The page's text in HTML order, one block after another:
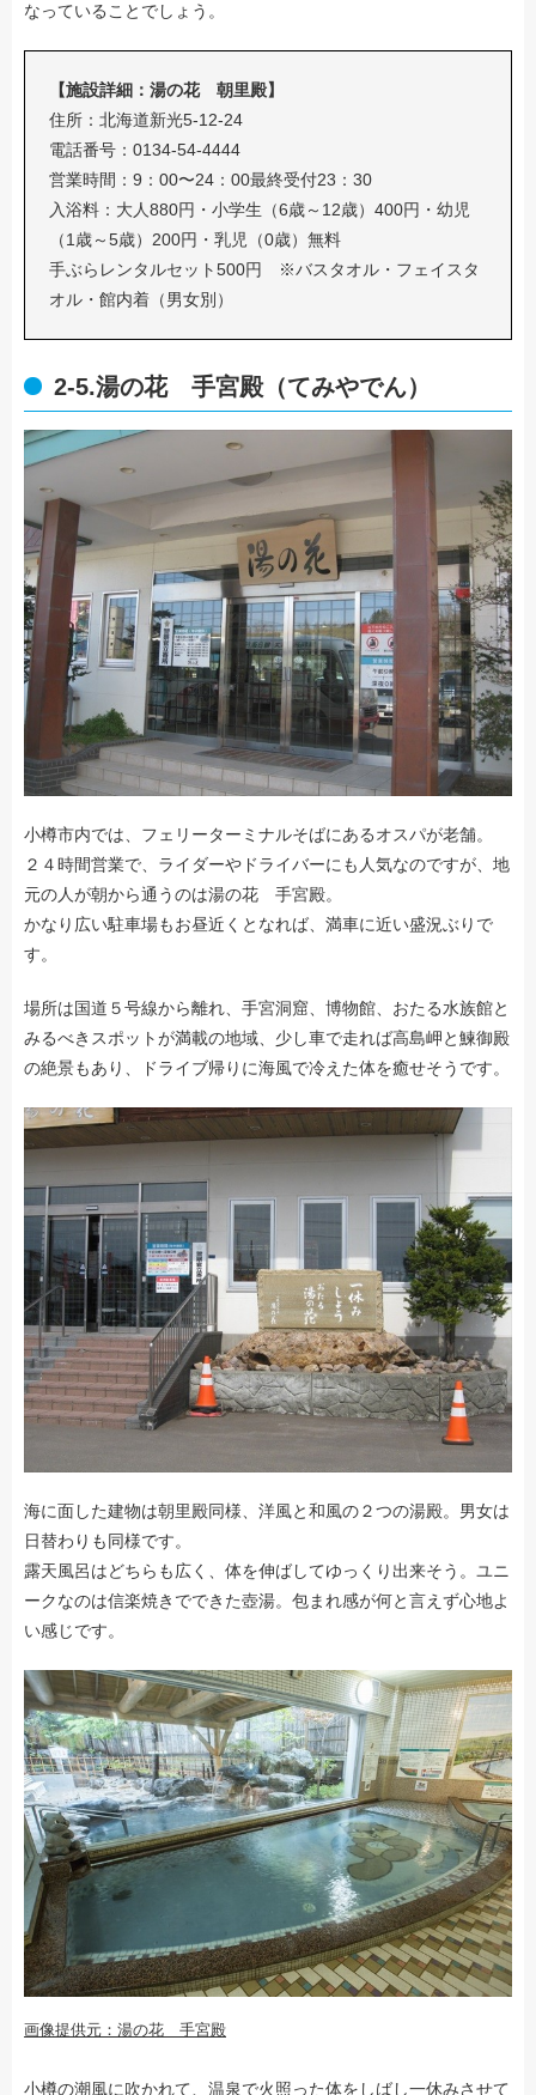
なっていることでしょう。
【施設詳細：湯の花 朝里殿】
住所：北海道新光5-12-24
電話番号：0134-54-4444
営業時間：9：00〜24：00最終受付23：30
入浴料：大人880円・小学生（6歳～12歳）400円・幼児
（1歳～5歳）200円・乳児（0歳）無料
手ぶらレンタルセット500円 ※バスタオル・フェイスタ
オル・館内着（男女別）
2-5.湯の花 手宮殿（てみやでん）
小樽市内では、フェリーターミナルそばにあるオスパが老舗。
２４時間営業で、ライダーやドライバーにも人気なのですが、地
元の人が朝から通うのは湯の花 手宮殿。
かなり広い駐車場もお昼近くとなれば、満車に近い盛況ぶりで
す。
場所は国道５号線から離れ、手宮洞窟、博物館、おたる水族館と
みるべきスポットが満載の地域、少し車で走れば高島岬と鰊御殿
の絶景もあり、ドライブ帰りに海風で冷えた体を癒せそうです。
海に面した建物は朝里殿同様、洋風と和風の２つの湯殿。男女は
日替わりも同様です。
露天風呂はどちらも広く、体を伸ばしてゆっくり出来そう。ユニ
ークなのは信楽焼きでできた壺湯。包まれ感が何と言えず心地よ
い感じです。
画像提供元：湯の花 手宮殿
小樽の潮風に吹かれて、温泉で火照った体をしばし一休みさせて